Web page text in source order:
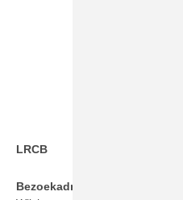
LRCB
Bezoekadres